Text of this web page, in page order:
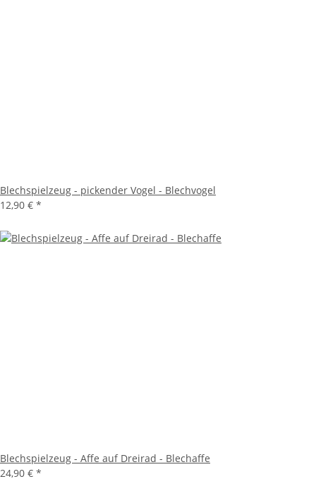
Blechspielzeug - pickender Vogel - Blechvogel
12,90 € *
Blechspielzeug - Affe auf Dreirad - Blechaffe
24,90 € *